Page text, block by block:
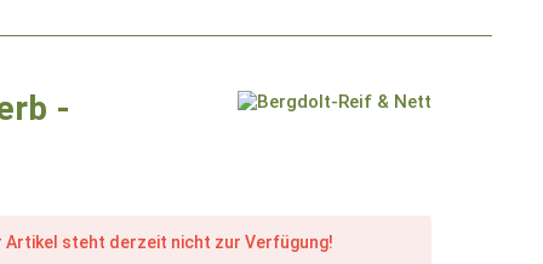
-
Artikel steht derzeit nicht zur Verfügung!